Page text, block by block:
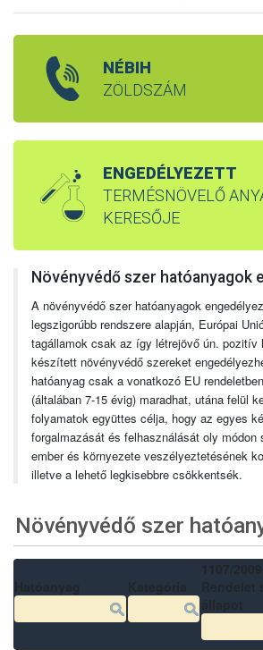
NÉBIH
ZÖLDSZÁM
ENGEDÉLYEZETT
TERMÉSNÖVELŐ
KERESŐJE
Növényvédő szer hatóanyagok
A növényvédő szer hatóanyagok
legszigorúbb rendszere alapján, Európai
tagállamok csak az így létrejövő ún. pozitív
készített növényvédő szereket
hatóanyag csak a vonatkozó EU
(általában 7-15 évig) maradhat, utána felül
folyamatok együttes célja, hogy az egyes
forgalmazását és felhasználását oly módon
ember és környezete veszélyeztetésének
illetve a lehető legkisebbre csökkentsék.
Növényvédő szer